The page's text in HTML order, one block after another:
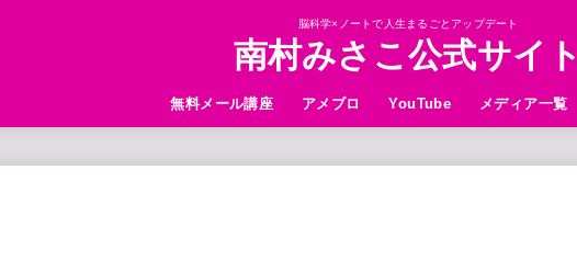
脳科学×ノートで人生まるごとアップデート
南村みさこ公式サイト
無料メール講座 アメブロ YouTube メディア一覧